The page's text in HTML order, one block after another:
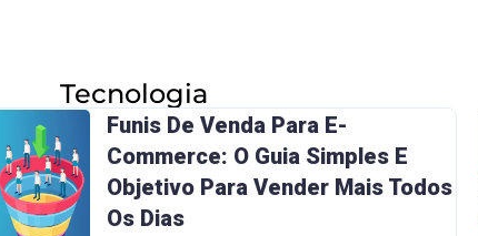
Tecnologia
Funis De Venda Para E-
Commerce: O Guia Simples E
Objetivo Para Vender Mais Todos
Os Dias